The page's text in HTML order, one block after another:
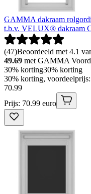
GAMMA dakraam
t.b.v. VELUX® dakraam
(47)Beoordeeld met 4.1
49.69 met GAMMA
30% korting30% korting
30% korting,
70.99
Prijs: 70.99 euro